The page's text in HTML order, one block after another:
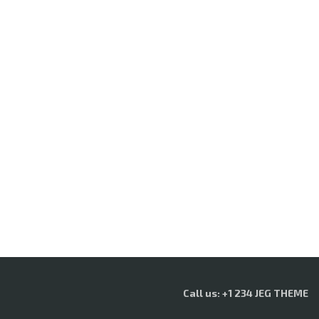
Call us: +1 234 JEG THEME